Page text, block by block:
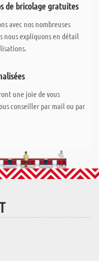
de bricolage gratuites
avec nos nombreuses
nous expliquons en détail
une joie de vous
conseiller par mail ou par